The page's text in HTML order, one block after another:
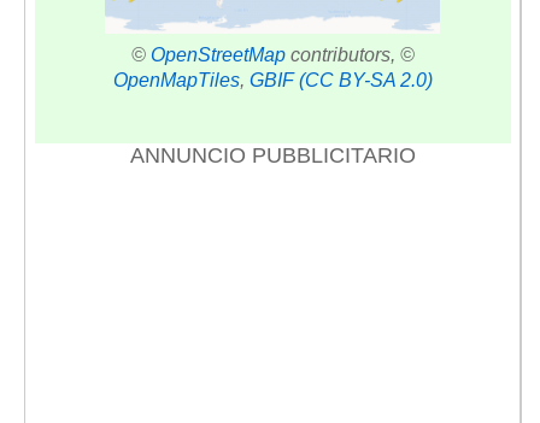
© OpenStreetMapcontributors, ©
OpenMapTiles, GBIF (CC BY-SA 2.0)
ANNUNCIO PUBBLICITARIO